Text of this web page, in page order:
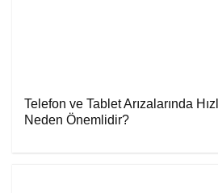
Telefon ve Tablet Arızalarında
Neden Önemlidir?